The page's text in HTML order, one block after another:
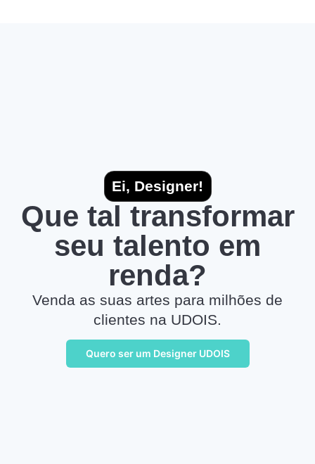
Ei, Designer!
Que tal transformar
seu talento em
renda?
Venda as suas artes para milhões de
clientes na UDOIS.
Quero ser um Designer UDOIS